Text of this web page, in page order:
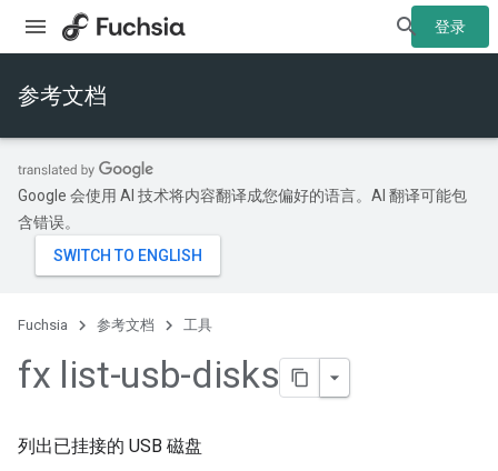
登录
参考文档
Google 会使用 AI 技术将内容翻译成您偏好的语言。AI 翻译可能包
含错误。
Fuchsia 参考文档 工具
fx list-usb-disks
列出已挂接的 USB 磁盘